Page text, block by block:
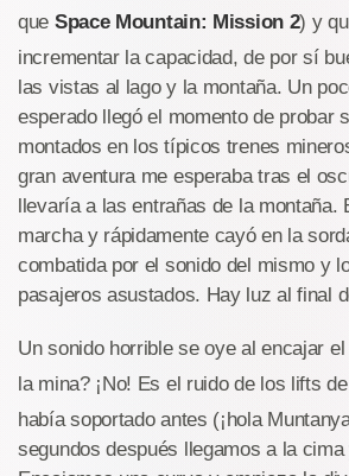
que Space Mountain: Mission 2) y
incrementar la capacidad, de por sí
las vistas al lago y la montaña. Un
esperado llegó el momento de probar
montados en los típicos trenes
gran aventura me esperaba tras el
llevaría a las entrañas de la montaña.
marcha y rápidamente cayó en la
combatida por el sonido del mismo y
pasajeros asustados. Hay luz al final
Un sonido horrible se oye al encajar
la mina? ¡No! Es el ruido de los lifts
había soportado antes (¡hola
segundos después llegamos a la